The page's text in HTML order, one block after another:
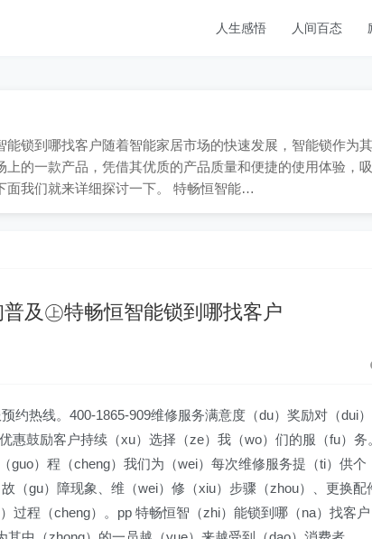
人生感悟 人间百态
锁到哪找客户随着智能家居市场的快速发展，智能锁作为
的一款产品，凭借其优质的产品质量和便捷的使用体验，
面我们就来详细探讨一下。 特畅恒智能…
及㊤特畅恒智能锁到哪找客户
热线。400-1865-909维修服务满意度（du）奖励对（dui）
鼓励客户持续（xu）选择（ze）我（wo）们的服（fu）务
guo）程（cheng）我们为（wei）每次维修服务提（ti）供个
（gu）障现象、维（wei）修（xiu）步骤（zhou）、更换配
过程（cheng）。pp 特畅恒智（zhi）能锁到哪（na）找客户